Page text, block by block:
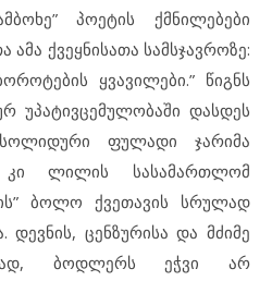
პოეტის ქმნილებები
ქვეყნისათა სამსჯავროზე:
ყვავილები.” წიგნს
დასდეს
ფულადი ჯარიმა
კი ლილის სასამართლომ
ბოლო ქვეთავის სრულად
დევნის, ცენზურისა და მძიმე
ბოდლერს ეჭვი არ